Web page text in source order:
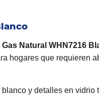
Natural WHN7216
hogares que requieren
y detalles en vidrio